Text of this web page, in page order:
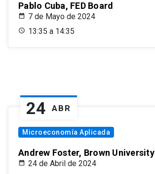
Pablo Cuba, FED Board
7 de Mayo de 2024
13:35 a 14:35
24 ABR
Microeconomía Aplicada
Andrew Foster, Brown University
24 de Abril de 2024